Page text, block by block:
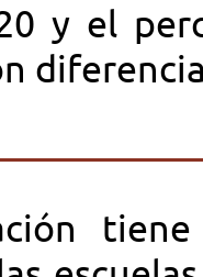
y el